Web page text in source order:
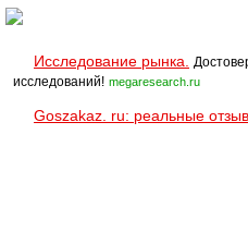
Исследование рынка.
исследований! megaresearch.ru
Goszakaz. ru: реальные